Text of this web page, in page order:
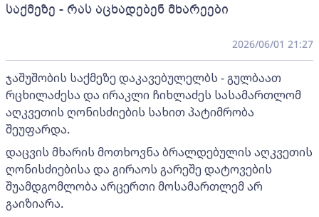
საქმეზე - რას აცხადებენ მხარეები
2026/06/01 21:27
ჯაშუშობის საქმეზე დაკავებულელბს - გულბაათ
რცხილაძესა და ირაკლი ჩიხლაძეს სასამართლომ
აღკვეთის ღონისძიების სახით პატიმრობა
შეუფარდა.
დაცვის მხარის მოთხოვნა ბრალდებულის აღკვეთის
ღონისძიებისა და გირაოს გარეშე დატოვების
შუამდგომლობა არცერთი მოსამართლემ არ
გაიზიარა.